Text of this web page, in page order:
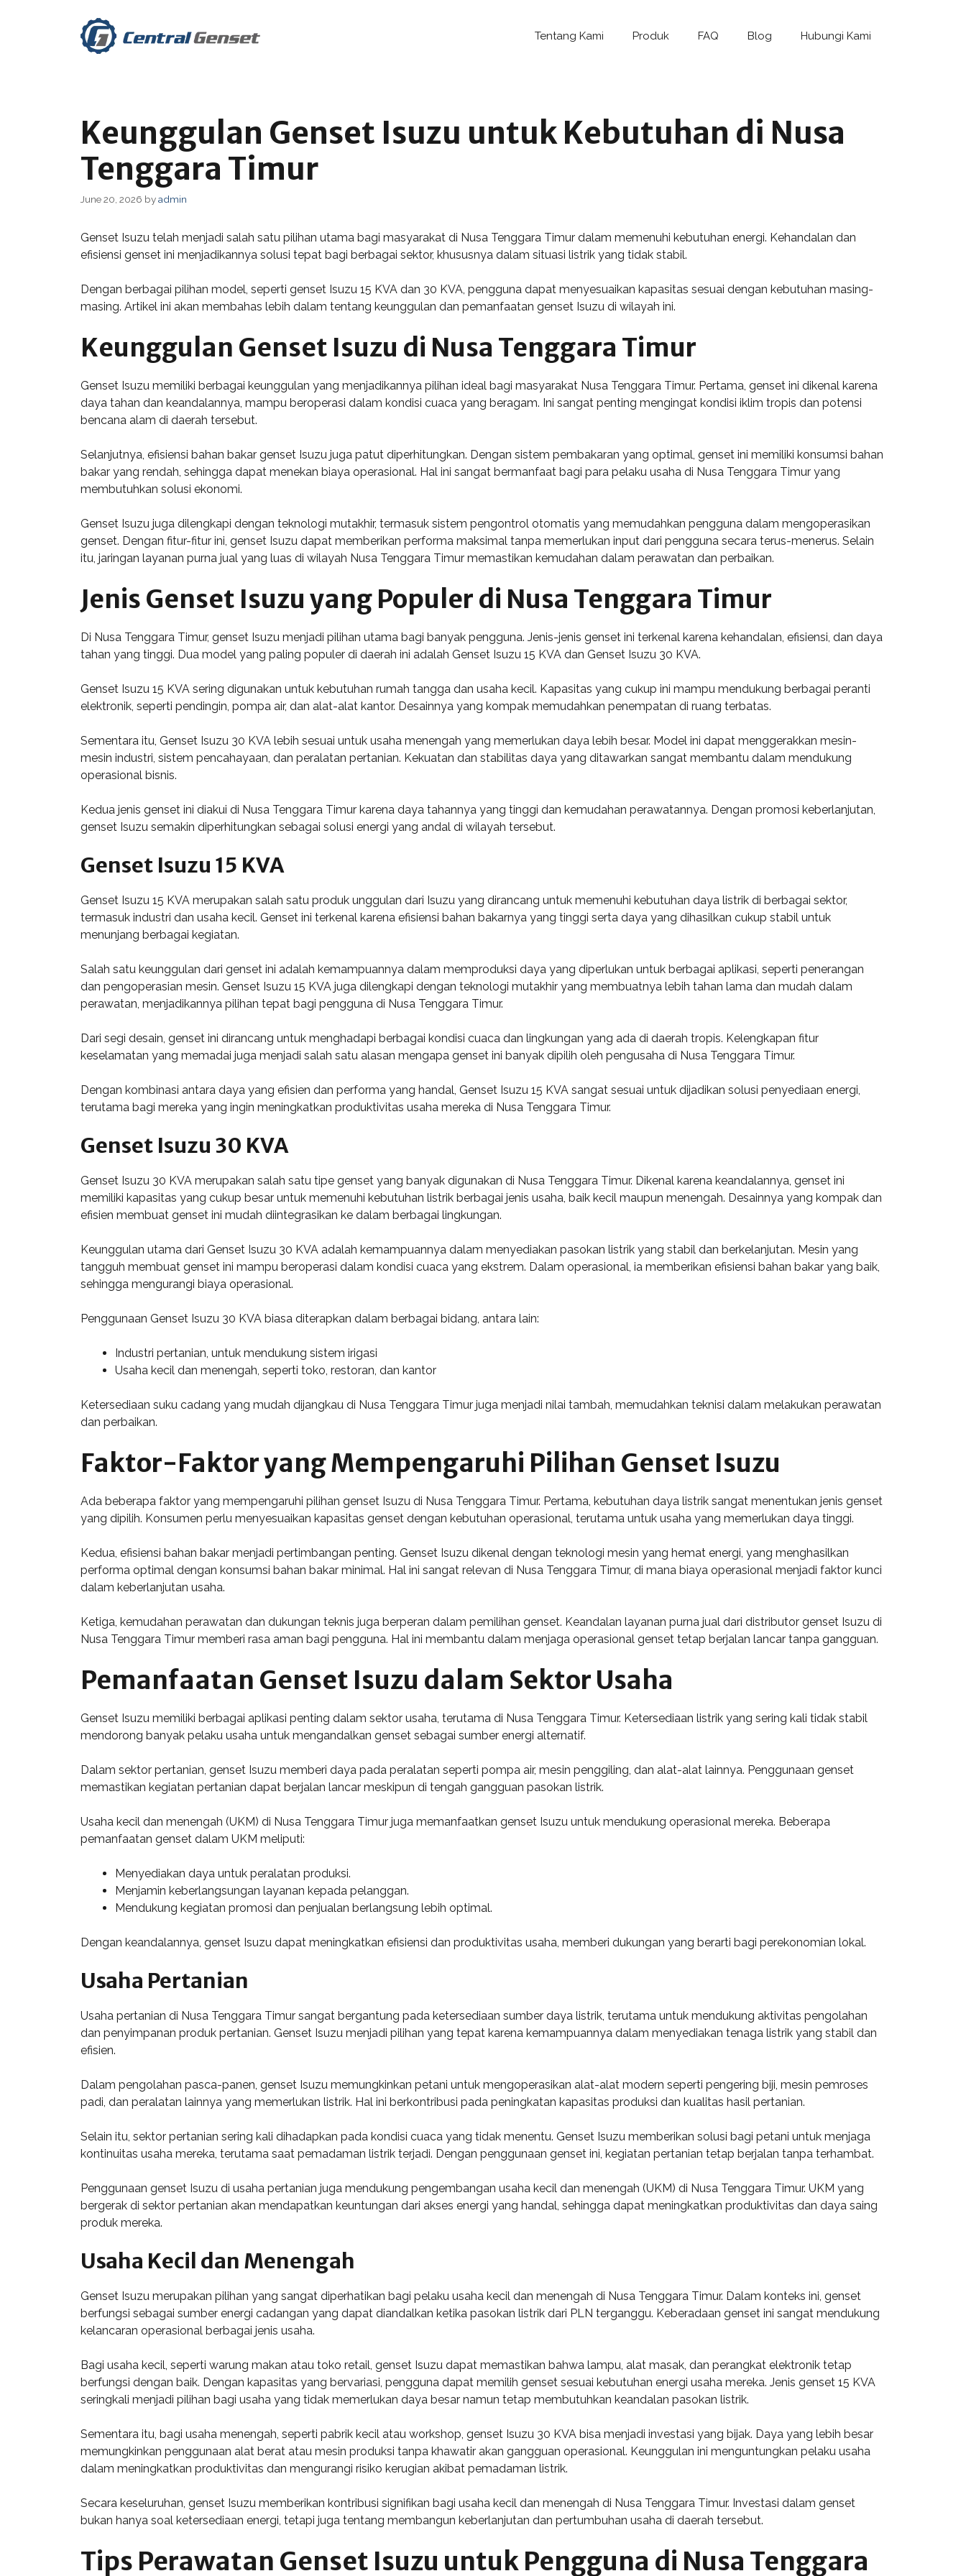
Tentang Kami Produk FAQ Blog Hubungi Kami
Keunggulan Genset Isuzu untuk Kebutuhan di Nusa
Tenggara Timur
June 20, 2026 byadmin
Genset Isuzu telah menjadi salah satu pilihan utama bagi masyarakat di Nusa Tenggara Timur dalam memenuhi kebutuhan energi. Kehandalan dan
efisiensi genset ini menjadikannya solusi tepat bagi berbagai sektor, khususnya dalam situasi listrik yang tidak stabil.
Dengan berbagai pilihan model, seperti genset Isuzu 15 KVA dan 30 KVA, pengguna dapat menyesuaikan kapasitas sesuai dengan kebutuhan masing-
masing. Artikel ini akan membahas lebih dalam tentang keunggulan dan pemanfaatan genset Isuzu di wilayah ini.
Keunggulan Genset Isuzu di Nusa Tenggara Timur
Genset Isuzu memiliki berbagai keunggulan yang menjadikannya pilihan ideal bagi masyarakat Nusa Tenggara Timur. Pertama, genset ini dikenal karena
daya tahan dan keandalannya, mampu beroperasi dalam kondisi cuaca yang beragam. Ini sangat penting mengingat kondisi iklim tropis dan potensi
bencana alam di daerah tersebut.
Selanjutnya, efisiensi bahan bakar genset Isuzu juga patut diperhitungkan. Dengan sistem pembakaran yang optimal, genset ini memiliki konsumsi bahan
bakar yang rendah, sehingga dapat menekan biaya operasional. Hal ini sangat bermanfaat bagi para pelaku usaha di Nusa Tenggara Timur yang
membutuhkan solusi ekonomi.
Genset Isuzu juga dilengkapi dengan teknologi mutakhir, termasuk sistem pengontrol otomatis yang memudahkan pengguna dalam mengoperasikan
genset. Dengan fitur-fitur ini, genset Isuzu dapat memberikan performa maksimal tanpa memerlukan input dari pengguna secara terus-menerus. Selain
itu, jaringan layanan purna jual yang luas di wilayah Nusa Tenggara Timur memastikan kemudahan dalam perawatan dan perbaikan.
Jenis Genset Isuzu yang Populer di Nusa Tenggara Timur
Di Nusa Tenggara Timur, genset Isuzu menjadi pilihan utama bagi banyak pengguna. Jenis-jenis genset ini terkenal karena kehandalan, efisiensi, dan daya
tahan yang tinggi. Dua model yang paling populer di daerah ini adalah Genset Isuzu 15 KVA dan Genset Isuzu 30 KVA.
Genset Isuzu 15 KVA sering digunakan untuk kebutuhan rumah tangga dan usaha kecil. Kapasitas yang cukup ini mampu mendukung berbagai peranti
elektronik, seperti pendingin, pompa air, dan alat-alat kantor. Desainnya yang kompak memudahkan penempatan di ruang terbatas.
Sementara itu, Genset Isuzu 30 KVA lebih sesuai untuk usaha menengah yang memerlukan daya lebih besar. Model ini dapat menggerakkan mesin-
mesin industri, sistem pencahayaan, dan peralatan pertanian. Kekuatan dan stabilitas daya yang ditawarkan sangat membantu dalam mendukung
operasional bisnis.
Kedua jenis genset ini diakui di Nusa Tenggara Timur karena daya tahannya yang tinggi dan kemudahan perawatannya. Dengan promosi keberlanjutan,
genset Isuzu semakin diperhitungkan sebagai solusi energi yang andal di wilayah tersebut.
Genset Isuzu 15 KVA
Genset Isuzu 15 KVA merupakan salah satu produk unggulan dari Isuzu yang dirancang untuk memenuhi kebutuhan daya listrik di berbagai sektor,
termasuk industri dan usaha kecil. Genset ini terkenal karena efisiensi bahan bakarnya yang tinggi serta daya yang dihasilkan cukup stabil untuk
menunjang berbagai kegiatan.
Salah satu keunggulan dari genset ini adalah kemampuannya dalam memproduksi daya yang diperlukan untuk berbagai aplikasi, seperti penerangan
dan pengoperasian mesin. Genset Isuzu 15 KVA juga dilengkapi dengan teknologi mutakhir yang membuatnya lebih tahan lama dan mudah dalam
perawatan, menjadikannya pilihan tepat bagi pengguna di Nusa Tenggara Timur.
Dari segi desain, genset ini dirancang untuk menghadapi berbagai kondisi cuaca dan lingkungan yang ada di daerah tropis. Kelengkapan fitur
keselamatan yang memadai juga menjadi salah satu alasan mengapa genset ini banyak dipilih oleh pengusaha di Nusa Tenggara Timur.
Dengan kombinasi antara daya yang efisien dan performa yang handal, Genset Isuzu 15 KVA sangat sesuai untuk dijadikan solusi penyediaan energi,
terutama bagi mereka yang ingin meningkatkan produktivitas usaha mereka di Nusa Tenggara Timur.
Genset Isuzu 30 KVA
Genset Isuzu 30 KVA merupakan salah satu tipe genset yang banyak digunakan di Nusa Tenggara Timur. Dikenal karena keandalannya, genset ini
memiliki kapasitas yang cukup besar untuk memenuhi kebutuhan listrik berbagai jenis usaha, baik kecil maupun menengah. Desainnya yang kompak dan
efisien membuat genset ini mudah diintegrasikan ke dalam berbagai lingkungan.
Keunggulan utama dari Genset Isuzu 30 KVA adalah kemampuannya dalam menyediakan pasokan listrik yang stabil dan berkelanjutan. Mesin yang
tangguh membuat genset ini mampu beroperasi dalam kondisi cuaca yang ekstrem. Dalam operasional, ia memberikan efisiensi bahan bakar yang baik,
sehingga mengurangi biaya operasional.
Penggunaan Genset Isuzu 30 KVA biasa diterapkan dalam berbagai bidang, antara lain:
Industri pertanian, untuk mendukung sistem irigasi
Usaha kecil dan menengah, seperti toko, restoran, dan kantor
Ketersediaan suku cadang yang mudah dijangkau di Nusa Tenggara Timur juga menjadi nilai tambah, memudahkan teknisi dalam melakukan perawatan
dan perbaikan.
Faktor-Faktor yang Mempengaruhi Pilihan Genset Isuzu
Ada beberapa faktor yang mempengaruhi pilihan genset Isuzu di Nusa Tenggara Timur. Pertama, kebutuhan daya listrik sangat menentukan jenis genset
yang dipilih. Konsumen perlu menyesuaikan kapasitas genset dengan kebutuhan operasional, terutama untuk usaha yang memerlukan daya tinggi.
Kedua, efisiensi bahan bakar menjadi pertimbangan penting. Genset Isuzu dikenal dengan teknologi mesin yang hemat energi, yang menghasilkan
performa optimal dengan konsumsi bahan bakar minimal. Hal ini sangat relevan di Nusa Tenggara Timur, di mana biaya operasional menjadi faktor kunci
dalam keberlanjutan usaha.
Ketiga, kemudahan perawatan dan dukungan teknis juga berperan dalam pemilihan genset. Keandalan layanan purna jual dari distributor genset Isuzu di
Nusa Tenggara Timur memberi rasa aman bagi pengguna. Hal ini membantu dalam menjaga operasional genset tetap berjalan lancar tanpa gangguan.
Pemanfaatan Genset Isuzu dalam Sektor Usaha
Genset Isuzu memiliki berbagai aplikasi penting dalam sektor usaha, terutama di Nusa Tenggara Timur. Ketersediaan listrik yang sering kali tidak stabil
mendorong banyak pelaku usaha untuk mengandalkan genset sebagai sumber energi alternatif.
Dalam sektor pertanian, genset Isuzu memberi daya pada peralatan seperti pompa air, mesin penggiling, dan alat-alat lainnya. Penggunaan genset
memastikan kegiatan pertanian dapat berjalan lancar meskipun di tengah gangguan pasokan listrik.
Usaha kecil dan menengah (UKM) di Nusa Tenggara Timur juga memanfaatkan genset Isuzu untuk mendukung operasional mereka. Beberapa
pemanfaatan genset dalam UKM meliputi:
Menyediakan daya untuk peralatan produksi.
Menjamin keberlangsungan layanan kepada pelanggan.
Mendukung kegiatan promosi dan penjualan berlangsung lebih optimal.
Dengan keandalannya, genset Isuzu dapat meningkatkan efisiensi dan produktivitas usaha, memberi dukungan yang berarti bagi perekonomian lokal.
Usaha Pertanian
Usaha pertanian di Nusa Tenggara Timur sangat bergantung pada ketersediaan sumber daya listrik, terutama untuk mendukung aktivitas pengolahan
dan penyimpanan produk pertanian. Genset Isuzu menjadi pilihan yang tepat karena kemampuannya dalam menyediakan tenaga listrik yang stabil dan
efisien.
Dalam pengolahan pasca-panen, genset Isuzu memungkinkan petani untuk mengoperasikan alat-alat modern seperti pengering biji, mesin pemroses
padi, dan peralatan lainnya yang memerlukan listrik. Hal ini berkontribusi pada peningkatan kapasitas produksi dan kualitas hasil pertanian.
Selain itu, sektor pertanian sering kali dihadapkan pada kondisi cuaca yang tidak menentu. Genset Isuzu memberikan solusi bagi petani untuk menjaga
kontinuitas usaha mereka, terutama saat pemadaman listrik terjadi. Dengan penggunaan genset ini, kegiatan pertanian tetap berjalan tanpa terhambat.
Penggunaan genset Isuzu di usaha pertanian juga mendukung pengembangan usaha kecil dan menengah (UKM) di Nusa Tenggara Timur. UKM yang
bergerak di sektor pertanian akan mendapatkan keuntungan dari akses energi yang handal, sehingga dapat meningkatkan produktivitas dan daya saing
produk mereka.
Usaha Kecil dan Menengah
Genset Isuzu merupakan pilihan yang sangat diperhatikan bagi pelaku usaha kecil dan menengah di Nusa Tenggara Timur. Dalam konteks ini, genset
berfungsi sebagai sumber energi cadangan yang dapat diandalkan ketika pasokan listrik dari PLN terganggu. Keberadaan genset ini sangat mendukung
kelancaran operasional berbagai jenis usaha.
Bagi usaha kecil, seperti warung makan atau toko retail, genset Isuzu dapat memastikan bahwa lampu, alat masak, dan perangkat elektronik tetap
berfungsi dengan baik. Dengan kapasitas yang bervariasi, pengguna dapat memilih genset sesuai kebutuhan energi usaha mereka. Jenis genset 15 KVA
seringkali menjadi pilihan bagi usaha yang tidak memerlukan daya besar namun tetap membutuhkan keandalan pasokan listrik.
Sementara itu, bagi usaha menengah, seperti pabrik kecil atau workshop, genset Isuzu 30 KVA bisa menjadi investasi yang bijak. Daya yang lebih besar
memungkinkan penggunaan alat berat atau mesin produksi tanpa khawatir akan gangguan operasional. Keunggulan ini menguntungkan pelaku usaha
dalam meningkatkan produktivitas dan mengurangi risiko kerugian akibat pemadaman listrik.
Secara keseluruhan, genset Isuzu memberikan kontribusi signifikan bagi usaha kecil dan menengah di Nusa Tenggara Timur. Investasi dalam genset
bukan hanya soal ketersediaan energi, tetapi juga tentang membangun keberlanjutan dan pertumbuhan usaha di daerah tersebut.
Tips Perawatan Genset Isuzu untuk Pengguna di Nusa Tenggara